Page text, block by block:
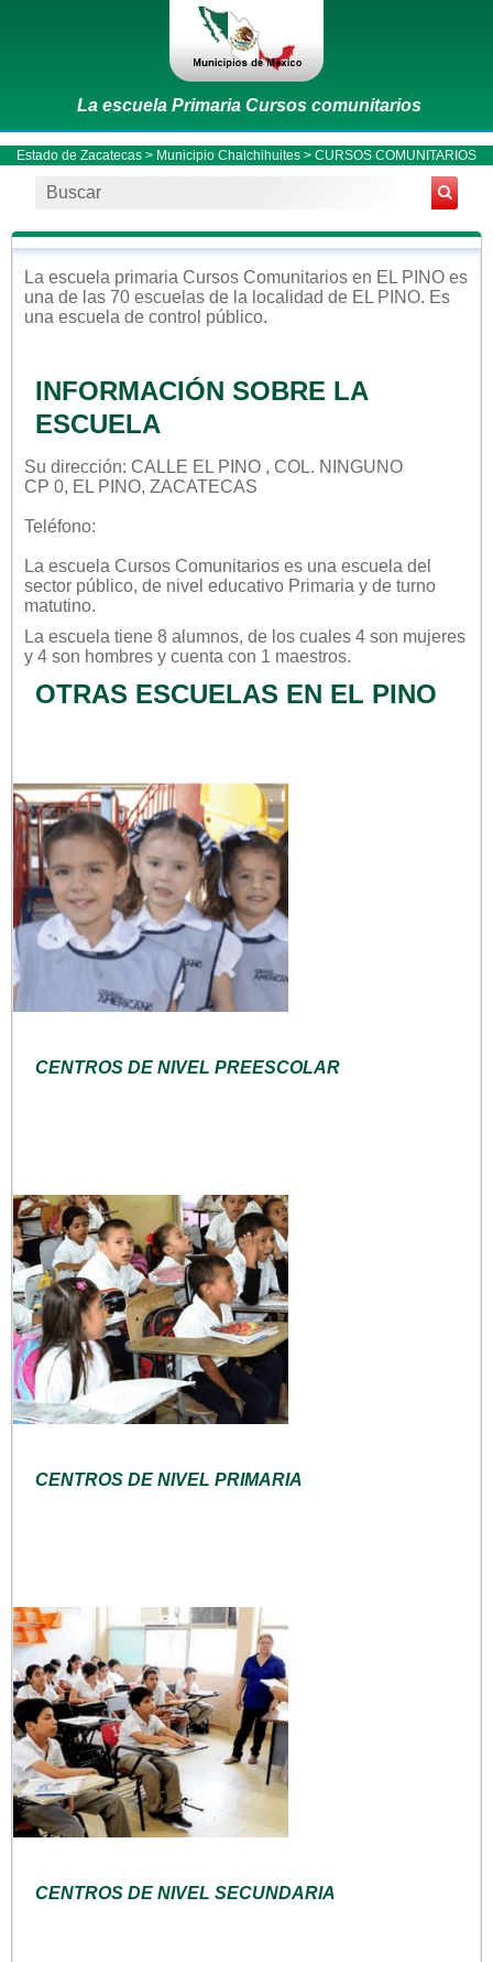
La escuela Primaria Cursos comunitarios
Estado de Zacatecas > Municipio Chalchihuites > CURSOS COMUNITARIOS
La escuela primaria Cursos Comunitarios en EL PINO es
una de las 70 escuelas de la localidad de EL PINO. Es
una escuela de control público.
INFORMACIÓN SOBRE LA
ESCUELA
Su dirección: CALLE EL PINO , COL. NINGUNO
CP 0, EL PINO, ZACATECAS
Teléfono:
La escuela Cursos Comunitarios es una escuela del
sector público, de nivel educativo Primaria y de turno
matutino.
La escuela tiene 8 alumnos, de los cuales 4 son mujeres
y 4 son hombres y cuenta con 1 maestros.
OTRAS ESCUELAS EN EL PINO
CENTROS DE NIVEL PREESCOLAR
CENTROS DE NIVEL PRIMARIA
CENTROS DE NIVEL SECUNDARIA